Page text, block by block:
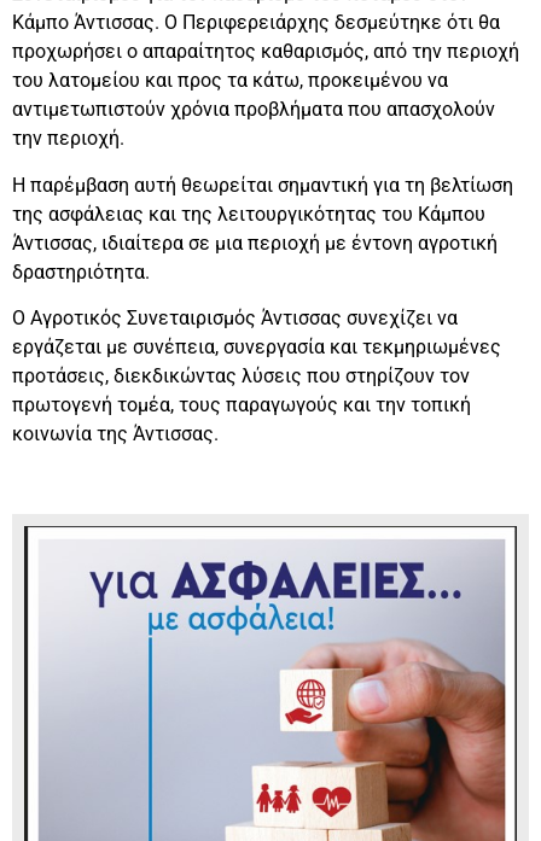
Κάμπο Άντισσας. Ο Περιφερειάρχης δεσμεύτηκε ότι θα
προχωρήσει ο απαραίτητος καθαρισμός, από την περιοχή
του λατομείου και προς τα κάτω, προκειμένου να
αντιμετωπιστούν χρόνια προβλήματα που απασχολούν
την περιοχή.
Η παρέμβαση αυτή θεωρείται σημαντική για τη βελτίωση
της ασφάλειας και της λειτουργικότητας του Κάμπου
Άντισσας, ιδιαίτερα σε μια περιοχή με έντονη αγροτική
δραστηριότητα.
Ο Αγροτικός Συνεταιρισμός Άντισσας συνεχίζει να
εργάζεται με συνέπεια, συνεργασία και τεκμηριωμένες
προτάσεις, διεκδικώντας λύσεις που στηρίζουν τον
πρωτογενή τομέα, τους παραγωγούς και την τοπική
κοινωνία της Άντισσας.